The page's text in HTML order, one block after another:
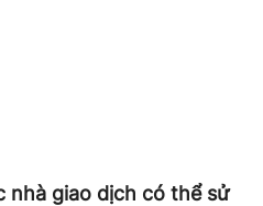
nhà giao dịch có thể sử